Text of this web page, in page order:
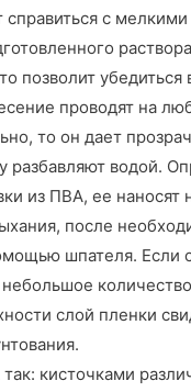
с
позволит убедиться
проводят на
то он дает
разбавляют водой.
из ПВА, ее наносят
после
шпателя. Если
небольшое
слой пленки
кисточками